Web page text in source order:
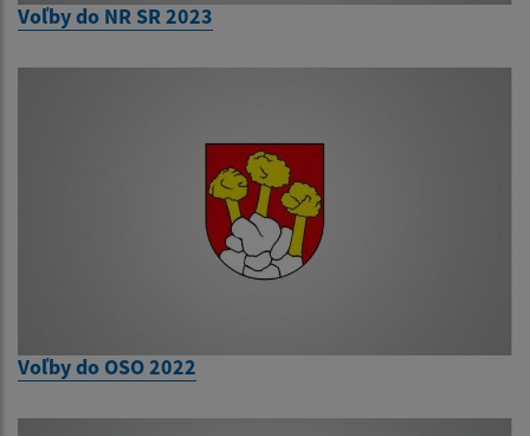
Voľby do NR SR 2023
Voľby do OSO 2022